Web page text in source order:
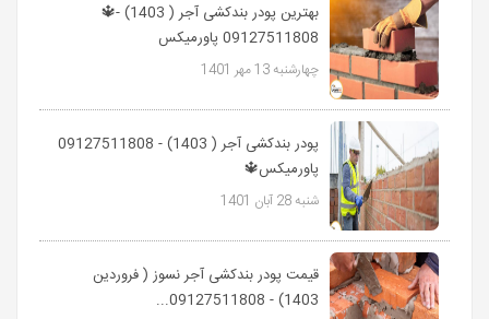
بهترین پودر بندکشی آجر ( 1403) -🔱
09127511808 پاورمیکس
چهارشنبه 13 مهر 1401
پودر بندکشی آجر ( 1403) - 09127511808
پاورمیکس🔱
شنبه 28 آبان 1401
قیمت پودر بندکشی آجر نسوز ( فروردین
1403) - 09127511808...